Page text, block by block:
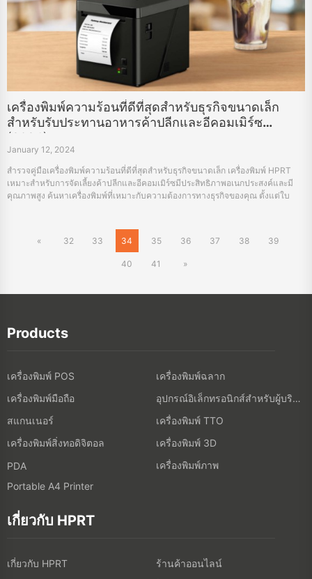
เครื่องพิมพ์ความร้อนที่ดีที่สุดสำหรับธุรกิจขนาดเล็ก
สำหรับรับประทานอาหารค้าปลีกและอีคอมเมิร์ซ
(2024)
January 12, 2024
สำรวจคู่มือเครื่องพิมพ์ความร้อนที่ดีที่สุดสำหรับธุรกิจขนาดเล็ก เครื่องพิมพ์ HPRT
เหมาะสำหรับการจัดเลี้ยงค้าปลีกและอีคอมเมิร์ซมีประสิทธิภาพอเนกประสงค์และมี
คุณภาพสูง ค้นหาเครื่องพิมพ์ที่เหมาะกับความต้องการทางธุรกิจของคุณ ตั้งแต่ใบ
« 32 33 34 35 36 37 38 39
40 41 »
Products
เครื่องพิมพ์ POS
เครื่องพิมพ์ฉลาก
เครื่องพิมพ์มือถือ
อุปกรณ์อิเล็กทรอนิกส์สำหรับผู้บริโภค
สแกนเนอร์
เครื่องพิมพ์ TTO
เครื่องพิมพ์สิ่งทอดิจิตอล
เครื่องพิมพ์ 3D
PDA
เครื่องพิมพ์ภาพ
Portable A4 Printer
เกี่ยวกับ HPRT
เกี่ยวกับ HPRT
ร้านค้าออนไลน์